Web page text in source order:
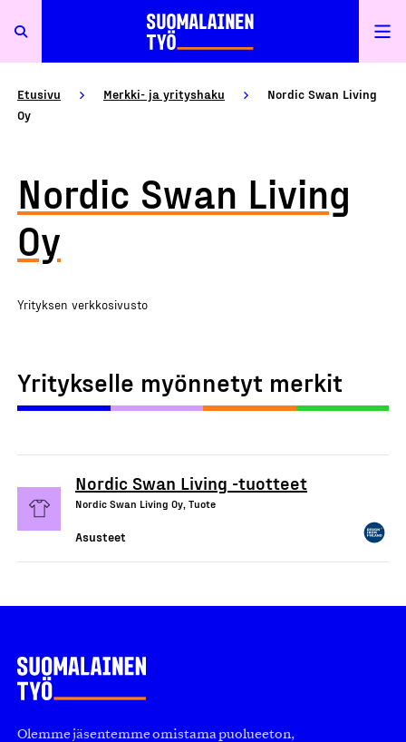
Etusivu Merkki- ja yrityshaku
Nordic Swan Living
Oy
Nordic Swan Living
Oy
Yrityksen verkkosivusto
Yritykselle myönnetyt merkit
Nordic Swan Living -tuotteet
Nordic Swan Living Oy, Tuote
Asusteet
Olemme jäsentemme omistama puolueeton,